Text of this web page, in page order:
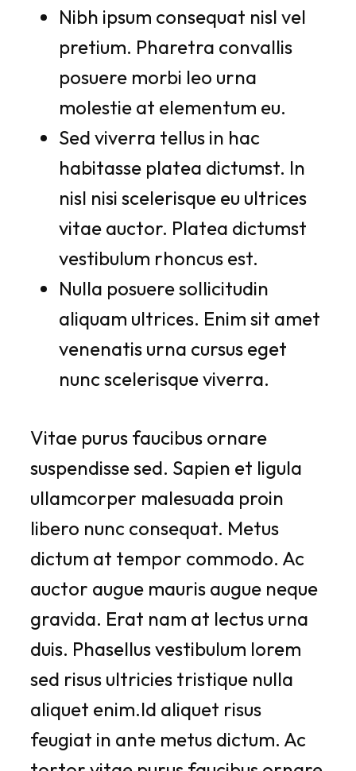
Nibh ipsum consequat nisl vel
pretium. Pharetra convallis
posuere morbi leo urna
molestie at elementum eu.
Sed viverra tellus in hac
habitasse platea dictumst. In
nisl nisi scelerisque eu ultrices
vitae auctor. Platea dictumst
vestibulum rhoncus est.
Nulla posuere sollicitudin
aliquam ultrices. Enim sit amet
venenatis urna cursus eget
nunc scelerisque viverra.
Vitae purus faucibus ornare
suspendisse sed. Sapien et ligula
ullamcorper malesuada proin
libero nunc consequat. Metus
dictum at tempor commodo. Ac
auctor augue mauris augue neque
gravida. Erat nam at lectus urna
duis. Phasellus vestibulum lorem
sed risus ultricies tristique nulla
aliquet enim.Id aliquet risus
feugiat in ante metus dictum. Ac